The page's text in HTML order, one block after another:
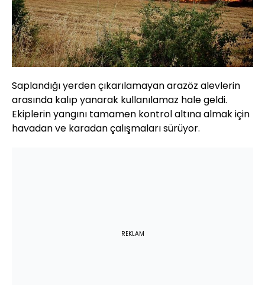
Saplandığı yerden çıkarılamayan arazöz alevlerin
arasında kalıp yanarak kullanılamaz hale geldi.
Ekiplerin yangını tamamen kontrol altına almak için
havadan ve karadan çalışmaları sürüyor.
REKLAM